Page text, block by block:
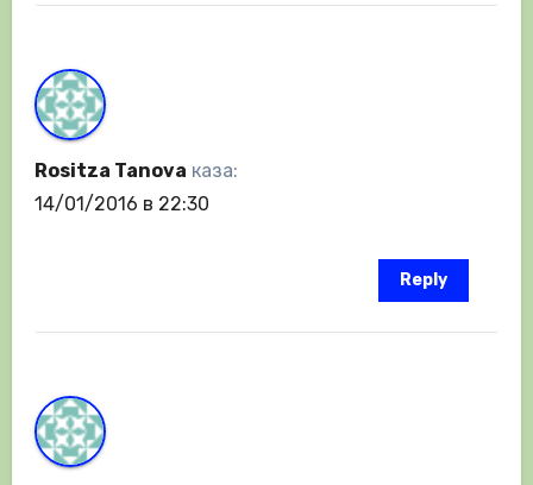
Rositza Tanova каза:
14/01/2016 в 22:30
Reply